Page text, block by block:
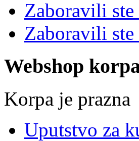
Zaboravili
Zaboravili
Webshop
Korpa je prazna
Uputstvo za